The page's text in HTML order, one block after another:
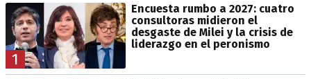
1
Encuesta rumbo a 2027: cuatro
consultoras midieron el
desgaste de Milei y la crisis de
liderazgo en el peronismo